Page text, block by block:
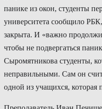
панике из окон, студенты
университета сообщило
закрыта. И «важно
чтобы не подвергаться
Сыромятникова студенты,
неправильными. Сам он
одной из учащихся, которая